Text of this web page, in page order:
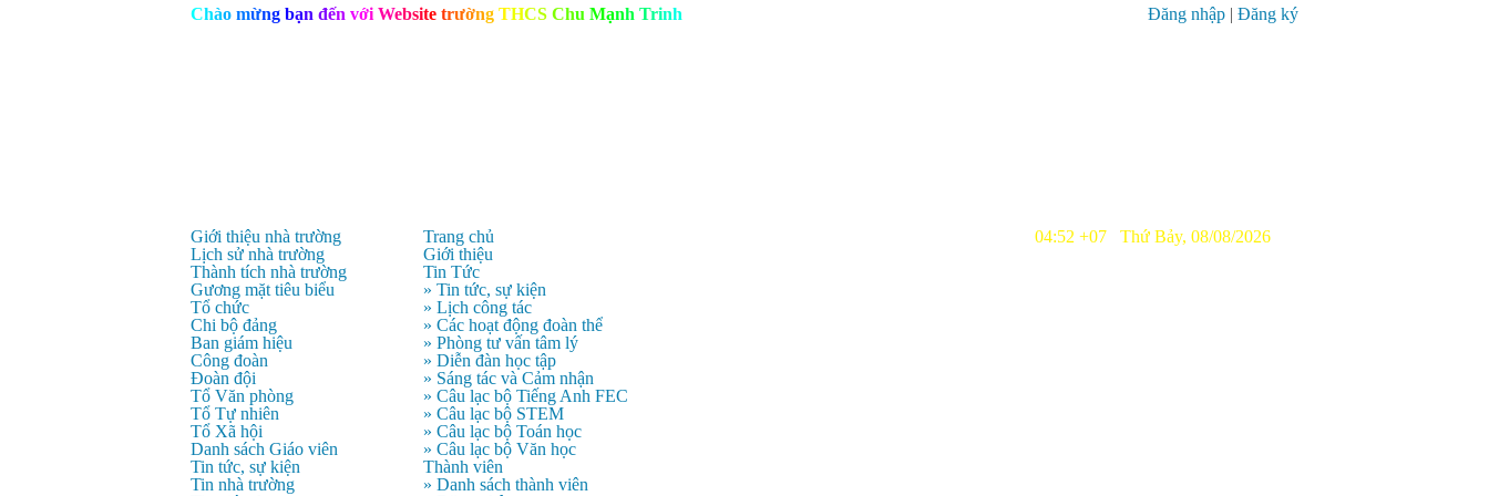
Chào mừng bạn đến với Website trường THCS Chu Mạnh Trinh Đăng nhập | Đăng ký
Giới thiệu nhà trường
Lịch sử nhà trường
Thành tích nhà trường
Gương mặt tiêu biểu
Tổ chức
Chi bộ đảng
Ban giám hiệu
Công đoàn
Đoàn đội
Tổ Văn phòng
Tổ Tự nhiên
Tổ Xã hội
Danh sách Giáo viên
Tin tức, sự kiện
Tin nhà trường
Trang chủ
Giới thiệu
Tin Tức
» Tin tức, sự kiện
» Lịch công tác
» Các hoạt động đoàn thể
» Phòng tư vấn tâm lý
» Diễn đàn học tập
» Sáng tác và Cảm nhận
» Câu lạc bộ Tiếng Anh FEC
» Câu lạc bộ STEM
» Câu lạc bộ Toán học
» Câu lạc bộ Văn học
Thành viên
» Danh sách thành viên
04:52 +07 Thứ Bảy, 08/08/2026